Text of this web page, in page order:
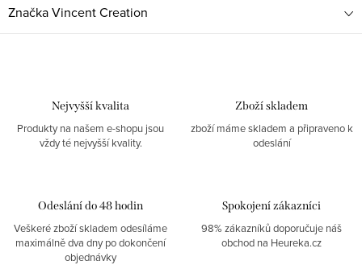
ZnačkaVincent Creation
Nejvyšší kvalita
Produkty na našem e-shopu jsou
vždy té nejvyšší kvality.
Zboží skladem
zboží máme skladem a připraveno k
odeslání
Odeslání do 48 hodin
Veškeré zboží skladem odesíláme
maximálně dva dny po dokončení
objednávky
Spokojení zákazníci
98% zákazníků doporučuje náš
obchod na Heureka.cz